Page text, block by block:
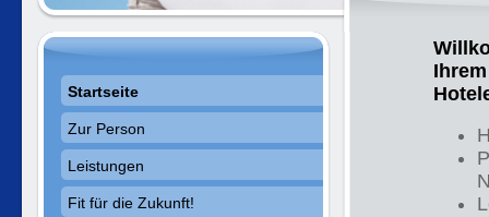
Startseite
Zur Person
Leistungen
Fit für die Zukunft!